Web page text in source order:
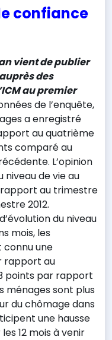
confiance
vient de publier
des
au premier
de l’enquête,
a enregistré
au quatrième
comparé au
L’opinion
niveau de vie au
rapport au trimestre
2012.
du niveau
mois, les
une
rapport au
points par rapport
ménages sont plus
du chômage dans
une hausse
12 mois à venir